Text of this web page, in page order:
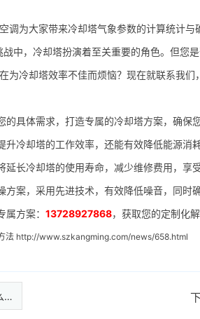
调为大家带来冷却塔气象参数的计算统计与
，冷却塔扮演着至关重要的角色。但您
为冷却塔效率不佳而烦恼？现在就联系我们
的具体需求，打造专属的冷却塔方案，确保
升冷却塔的工作效率，还能有效降低能源消
延长冷却塔的使用寿命，减少维修费用，享
方案，采用先进技术，有效降低噪音，同时
方案： 13728927868，获取您的定制化解
法 http://www.szkangming.com/news/658.html
…